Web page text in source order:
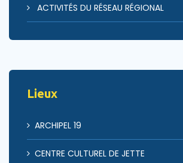
ACTIVITÉS DU RÉSEAU RÉGIONAL
Lieux
ARCHIPEL 19
CENTRE CULTUREL DE JETTE